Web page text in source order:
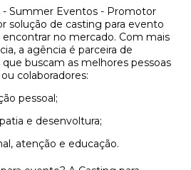
- Summer Eventos - Promotor
solução de casting para evento
no mercado. Com mais
a agência é parceira de
buscam as melhores pessoas
colaboradores:
pessoal;
e desenvoltura;
atenção e educação.